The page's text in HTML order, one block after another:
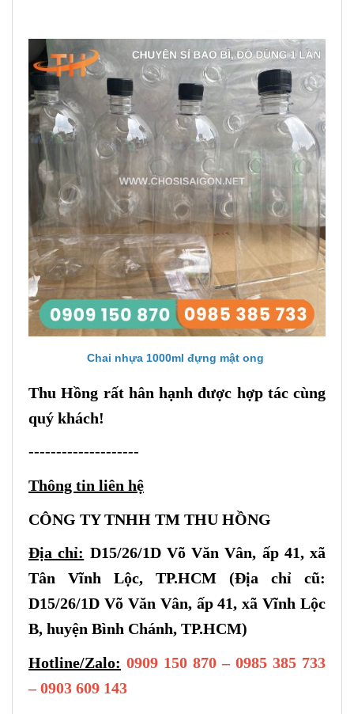
Chai nhựa 1000ml đựng mật ong
Thu Hồng rất hân hạnh được hợp tác cùng
quý khách!
--------------------
Thông tin liên hệ
CÔNG TY TNHH TM THU HỒNG
Địa chỉ: D15/26/1D Võ Văn Vân, ấp 41, xã
Tân Vĩnh Lộc, TP.HCM (Địa chỉ cũ:
D15/26/1D Võ Văn Vân, ấp 41, xã Vĩnh Lộc
B, huyện Bình Chánh, TP.HCM)
Hotline/Zalo: 0909 150 870 – 0985 385 733
– 0903 609 143